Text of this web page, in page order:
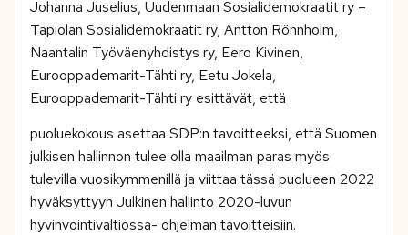
Johanna Juselius, Uudenmaan Sosialidemokraatit ry –
Tapiolan Sosialidemokraatit ry, Antton Rönnholm,
Naantalin Työväenyhdistys ry, Eero Kivinen,
Eurooppademarit-Tähti ry, Eetu Jokela,
Eurooppademarit-Tähti ry esittävät, että
puoluekokous asettaa SDP:n tavoitteeksi, että Suomen
julkisen hallinnon tulee olla maailman paras myös
tulevilla vuosikymmenillä ja viittaa tässä puolueen 2022
hyväksyttyyn Julkinen hallinto 2020-luvun
hyvinvointivaltiossa- ohjelman tavoitteisiin.